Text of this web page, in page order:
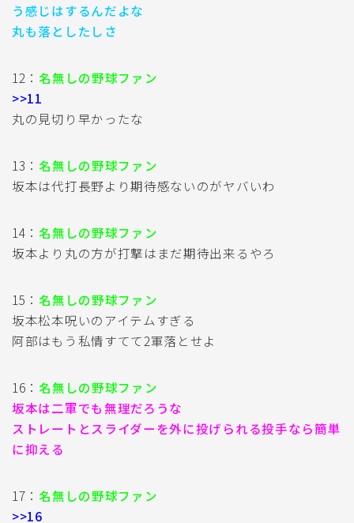
う感じはするんだよな
丸も落としたしさ
12： 名無しの野球ファン
>>11
丸の見切り早かったな
13： 名無しの野球ファン
坂本は代打長野より期待感ないのがヤバいわ
14： 名無しの野球ファン
坂本より丸の方が打撃はまだ期待出来るやろ
15： 名無しの野球ファン
坂本松本呪いのアイテムすぎる
阿部はもう私情すてて2軍落とせよ
16： 名無しの野球ファン
坂本は二軍でも無理だろうな
ストレートとスライダーを外に投げられる投手なら簡単
に抑える
17： 名無しの野球ファン
>>16